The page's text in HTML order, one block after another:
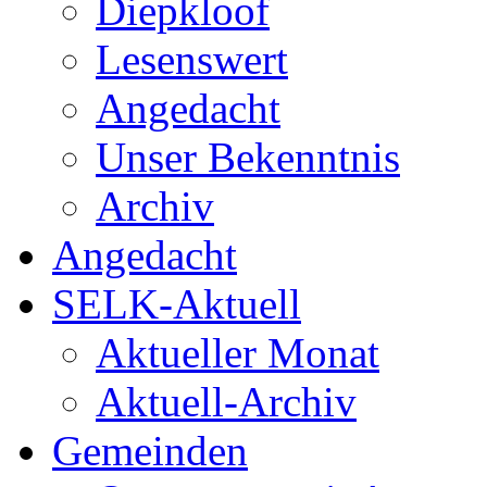
Diepkloof
Lesenswert
Angedacht
Unser Bekenntnis
Archiv
Angedacht
SELK-Aktuell
Aktueller Monat
Aktuell-Archiv
Gemeinden